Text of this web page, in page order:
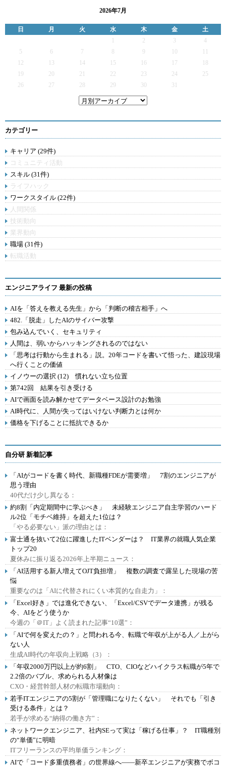
2026年7月
日 月 火 水 木 金
土
2 3
4
5
6 7 9
12
13 14 15 16 17
19
20 21 22 23 24
25
26
27 28 29 30 31
カテゴリー
キャリア (29件)
コミュニティ活動
スキル (31件)
ライフハック
ワークスタイル (22件)
人間関係
技術動向
業界動向
職場 (31件)
転職活動
エンジニアライフ 最新の投稿
AIを「答えを教える先生」から「判断の稽古相手」へ
482.「脱走」したAIのサイバー攻撃
包み込んでいく、セキュリティ
人間は、弱いからハッキングされるのではない
「思考は行動から生まれる」説。20年コードを書いて悟った、建設現場
へ行くことの価値
イノウーの選択 (12) 慣れない立ち位置
第742回 結果を引き受ける
AIで画面を読み解かせてデータベース設計のお勉強
AI時代に、人間が失ってはいけない判断力とは何か
価格を下げることに抵抗できるか
自分研 新着記事
「AIがコードを書く時代、新職種FDEが需要増」 7割のエンジニアが
思う理由
40代だけ少し異なる：
約8割「内定期間中に学ぶべき」 未経験エンジニア自主学習のハード
ル2位「モチベ維持」を超えた1位は？
「やる必要ない」派の理由とは：
富士通を抜いて2位に躍進したITベンダーは？ IT業界の就職人気企業
トップ20
夏休みに振り返る2026年上半期ニュース：
「AI活用する新人増えてOJT負担増」 複数の調査で露呈した現場の苦
悩
重要なのは「AIに代替されにくい本質的な自走力」：
「Excel好き」では進化できない、「Excel/CSVでデータ連携」が残る
今、AIをどう使うか
今週の「＠IT」よく読まれた記事“10選”：
「AIで何を変えたの？」と問われる今、転職で年収が上がる人／上がら
ない人
生成AI時代の年収向上戦略（3）：
「年収2000万円以上が約6割」 CTO、CIOなどハイクラス転職が5年で
2.2倍のバブル、求められる人材像は
CXO・経営幹部人材の転職市場動向：
若手ITエンジニアの5割が「管理職になりたくない」 それでも「引き
受ける条件」とは？
若手が求める“納得の働き方”：
ネットワークエンジニア、社内SEって実は「稼げる仕事」？ IT職種別
の“単価”に明暗
ITフリーランスの平均単価ランキング：
AIで「コード多重債務者」の世界線へ――新卒エンジニアが実務でボコ